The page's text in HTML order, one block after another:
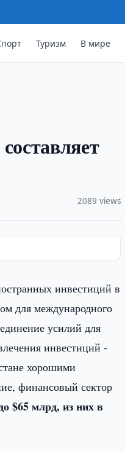
Туризм В мире
2089 views
инвестиций в
для международного
усилий для
инвестиций -
хорошими
финансовый сектор
$65 млрд, из них в